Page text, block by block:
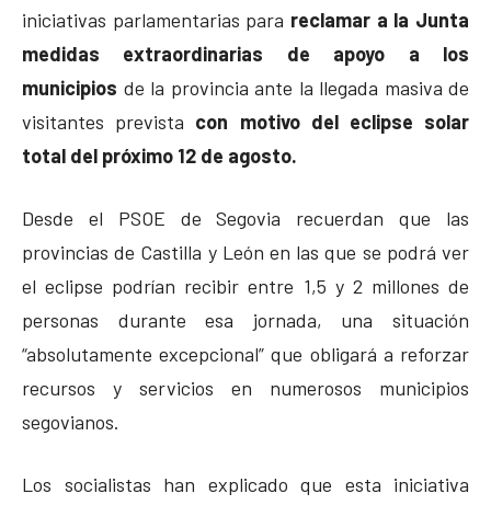
iniciativas parlamentarias para reclamar a la Junta
medidas extraordinarias de apoyo a los
municipios de la provincia ante la llegada masiva de
visitantes prevista con motivo del eclipse solar
total del próximo 12 de agosto.
Desde el PSOE de Segovia recuerdan que las
provincias de Castilla y León en las que se podrá ver
el eclipse podrían recibir entre 1,5 y 2 millones de
personas durante esa jornada, una situación
“absolutamente excepcional” que obligará a reforzar
recursos y servicios en numerosos municipios
segovianos.
Los socialistas han explicado que esta iniciativa